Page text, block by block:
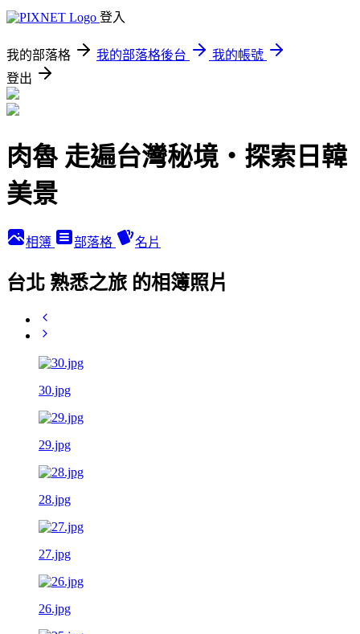
登入
我的部落格 我的部落格後台
我的帳號
登出
肉魯 走遍台灣秘境・探索日韓
美景
相簿 部落格 名片
台北 熟悉之旅 的相簿照片
30.jpg
29.jpg
28.jpg
27.jpg
26.jpg